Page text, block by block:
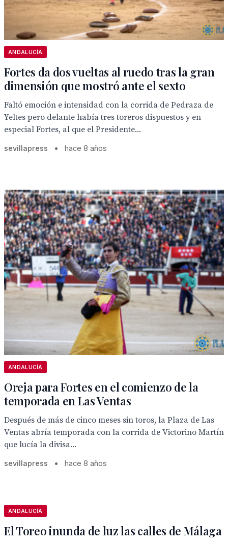
ANDALUCÍA
Fortes da dos vueltas al ruedo tras la gran
dimensión que mostró ante el sexto
Faltó emoción e intensidad con la corrida de Pedraza de
Yeltes pero delante había tres toreros dispuestos y en
especial Fortes, al que el Presidente...
sevillapress • hace 8 años
ANDALUCÍA
Oreja para Fortes en el comienzo de la
temporada en Las Ventas
Después de más de cinco meses sin toros, la Plaza de Las
Ventas abría temporada con la corrida de Victorino Martín
que lucía la divisa...
sevillapress • hace 8 años
ANDALUCÍA
El Toreo inunda de luz las calles de Málaga